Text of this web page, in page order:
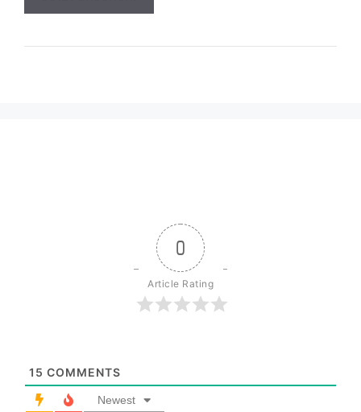
0
Article Rating
15 COMMENTS
Newest